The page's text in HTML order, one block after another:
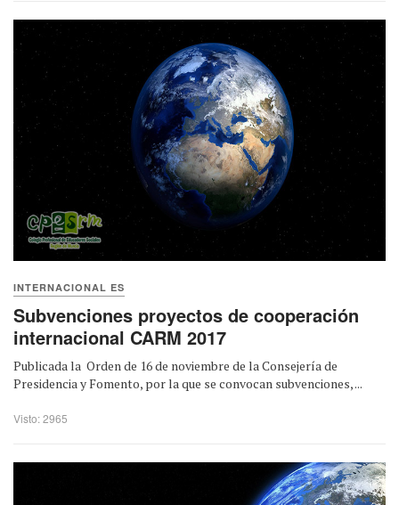
INTERNACIONAL ES
Subvenciones proyectos de cooperación
internacional CARM 2017
Publicada la Orden de 16 de noviembre de la Consejería de
Presidencia y Fomento, por la que se convocan subvenciones, ...
Visto: 2965